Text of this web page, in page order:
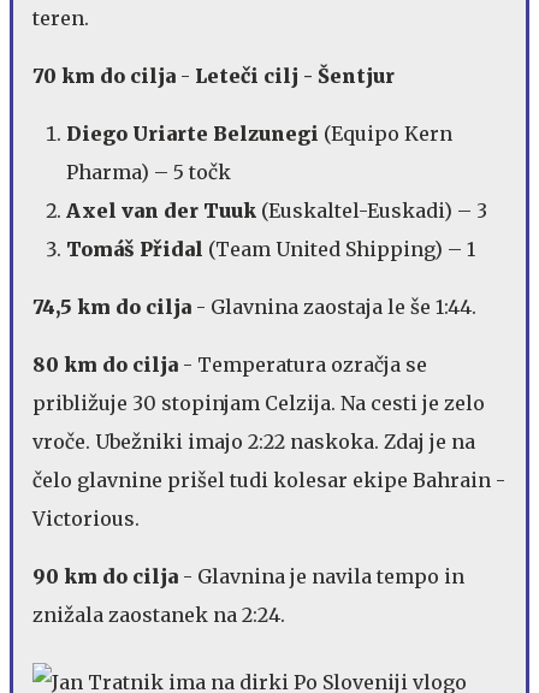
teren.
70 km do cilja - Leteči cilj - Šentjur
Diego Uriarte Belzunegi (Equipo Kern
Pharma) – 5 točk
Axel van der Tuuk (Euskaltel-Euskadi) – 3
Tomáš Přidal (Team United Shipping) – 1
74,5 km do cilja - Glavnina zaostaja le še 1:44.
80 km do cilja - Temperatura ozračja se
približuje 30 stopinjam Celzija. Na cesti je zelo
vroče. Ubežniki imajo 2:22 naskoka. Zdaj je na
čelo glavnine prišel tudi kolesar ekipe Bahrain -
Victorious.
90 km do cilja - Glavnina je navila tempo in
znižala zaostanek na 2:24.